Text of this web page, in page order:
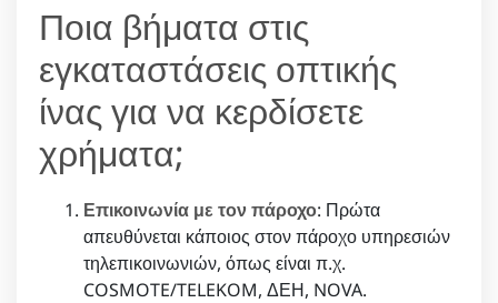
Ποια βήματα στις
εγκαταστάσεις οπτικής
ίνας για να κερδίσετε
χρήματα;
Επικοινωνία με τον πάροχο: Πρώτα
απευθύνεται κάποιος στον πάροχο υπηρεσιών
τηλεπικοινωνιών, όπως είναι π.χ.
COSMOTE/TELEKOM, ΔΕΗ, NOVA.